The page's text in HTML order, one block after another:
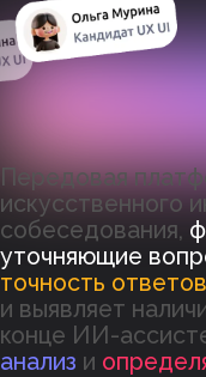
Передовая
искусственного
собеседования,
уточняющие
точность
и выявляет
конце ИИ-
анализ и